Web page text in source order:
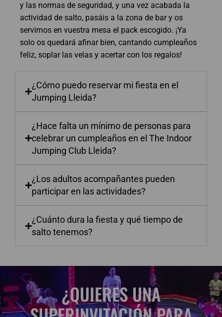
y las normas de seguridad, y una vez acabada la
actividad de salto, pasáis a la zona de bar y os
servimos en vuestra mesa el pack escogido. ¡Ya
solo os quedará afinar bien, cantando cumpleaños
feliz, soplar las velas y acertar con los regalos!
¿Cómo puedo reservar mi fiesta en el
Jumping Lleida?
¿Hace falta un mínimo de personas para
celebrar un cumpleaños en el The Indoor
Jumping Club Lleida?
¿Los adultos acompañantes pueden
participar en las actividades?
¿Cuánto dura la fiesta y qué tiempo de
salto tenemos?
¿QUIERES UNA